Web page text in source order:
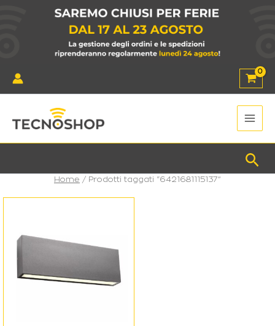
Main
Home / Prodotti taggati “6421681115137”